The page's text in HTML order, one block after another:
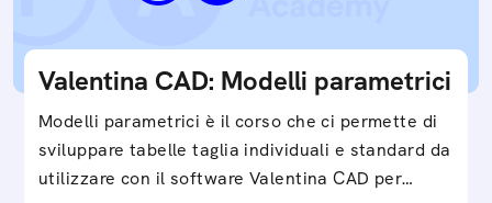
Valentina CAD: Modelli parametrici
Modelli parametrici è il corso che ci permette di
sviluppare tabelle taglia individuali e standard da
utilizzare con il software Valentina CAD per…